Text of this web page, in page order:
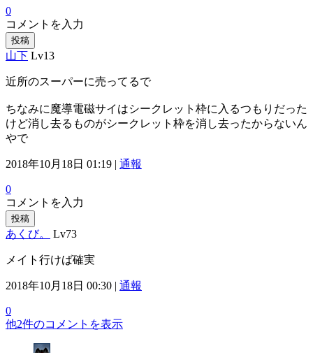
0
コメントを入力
投稿
山下 Lv13
近所のスーパーに売ってるで
ちなみに魔導電磁サイはシークレット枠に入るつもりだった
けど消し去るものがシークレット枠を消し去ったからないん
やで
2018年10月18日 01:19 | 通報
0
コメントを入力
投稿
あくび。 Lv73
メイト行けば確実
2018年10月18日 00:30 | 通報
0
他2件のコメントを表示